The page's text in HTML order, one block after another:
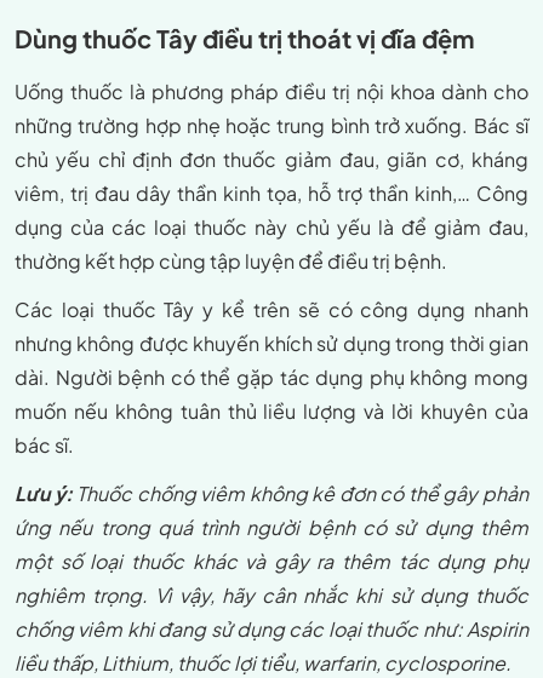
Dùng thuốcTây điều trị thoát vị đĩa đệm
Uống thuốc là phương pháp điều trị nội khoa dành cho
những trường hợp nhẹ hoặc trung bình trở xuống. Bác sĩ
chủ yếu chỉ định đơn thuốc giảm đau, giãn cơ, kháng
viêm, trị đau dây thần kinh tọa, hỗ trợ thần kinh,… Công
dụng của các loại thuốc này chủ yếu là để giảm đau,
thường kết hợp cùng tập luyện để điều trị bệnh.
Các loại thuốc Tây y kể trên sẽ có công dụng nhanh
nhưng không được khuyến khích sử dụng trong thời gian
dài. Người bệnh có thể gặp tác dụng phụ không mong
muốn nếu không tuân thủ liều lượng và lời khuyên của
bác sĩ.
Lưu ý: Thuốc chống viêm không kê đơn có thể gây phản
ứng nếu trong quá trình người bệnh có sử dụng thêm
một số loại thuốc khác và gây ra thêm tác dụng phụ
nghiêm trọng. Vì vậy, hãy cân nhắc khi sử dụng thuốc
chống viêm khi đang sử dụng các loại thuốc như: Aspirin
liều thấp, Lithium, thuốc lợi tiểu, warfarin, cyclosporine.